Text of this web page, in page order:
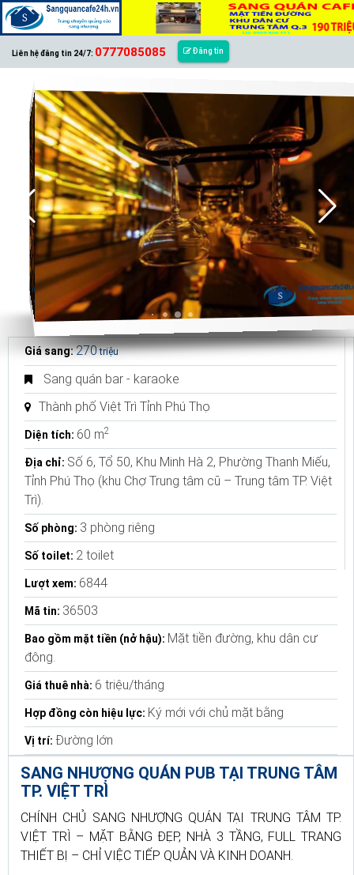
Liên hệ đăng tin 24/7: 0777085085 Đăng tin
Giá sang:270triệu
Sang quán bar - karaoke
Thành phố Việt Trì Tỉnh Phú Thọ
Diện tích: 60 m2
Địa chỉ: Số 6, Tổ 50, Khu Minh Hà 2, Phường Thanh Miếu,
Tỉnh Phú Thọ (khu Chợ Trung tâm cũ – Trung tâm TP. Việt
Trì).
Số phòng: 3 phòng riêng
Số toilet: 2 toilet
Lượt xem: 6844
Mã tin: 36503
Bao gồm mặt tiền (nở hậu): Mặt tiền đường, khu dân cư
đông.
Giá thuê nhà: 6 triệu/tháng
Hợp đồng còn hiệu lực: Ký mới với chủ mặt bằng
Vị trí: Đường lớn
SANG NHƯỢNG QUÁN PUB TẠI TRUNG TÂM
TP. VIỆT TRÌ
CHÍNH CHỦ SANG NHƯỢNG QUÁN TẠI TRUNG TÂM TP.
VIỆT TRÌ – MẶT BẰNG ĐẸP, NHÀ 3 TẦNG, FULL TRANG
THIẾT BỊ – CHỈ VIỆC TIẾP QUẢN VÀ KINH DOANH.